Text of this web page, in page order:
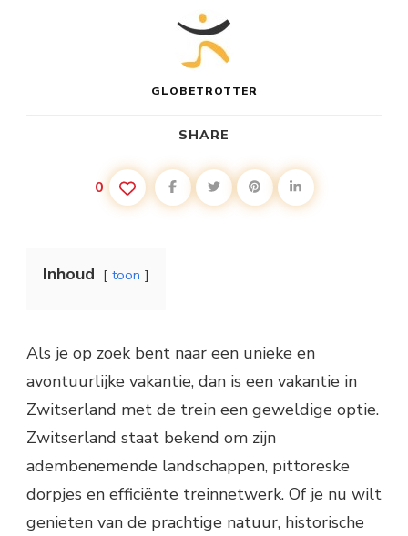
GLOBETROTTER
SHARE
0
Inhoud toon
Als je op zoek bent naar een unieke en
avontuurlijke vakantie, dan is een vakantie in
Zwitserland met de trein een geweldige optie.
Zwitserland staat bekend om zijn
adembenemende landschappen, pittoreske
dorpjes en efficiënte treinnetwerk. Of je nu wilt
genieten van de prachtige natuur, historische